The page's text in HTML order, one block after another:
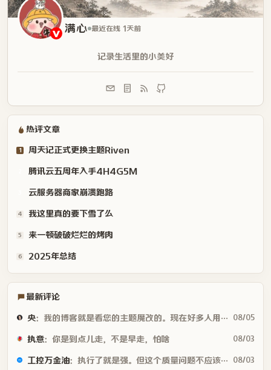
满心 最近在线 1天前
记录生活里的小美好
热评文章
1 周天记正式更换主题Riven
腾讯云五周年入手4H4G5M
云服务器商家崩溃跑路
4 我这里真的要下雪了么
5 来一顿破破烂烂的烤肉
6 2025年总结
最新评论
央：我的博客就是看您的主题魔改的。现在好多人用你这个AI做的，就否定别人... 08/05
执意：你是到点儿走，不是早走，怕啥 08/03
工控万金油：执行了就是强。但这个质量问题不应该由物业或是房产公司来处理吗😂 08/03